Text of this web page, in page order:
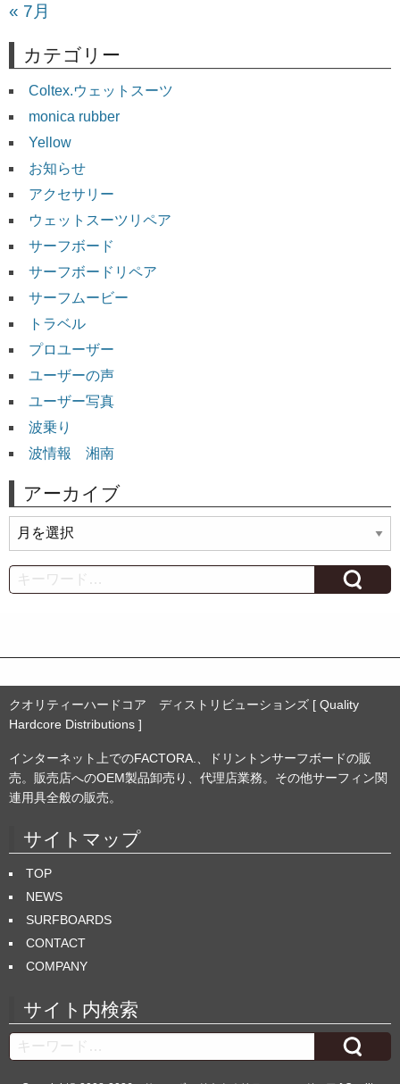
« 7月
カテゴリー
Coltex.ウェットスーツ
monica rubber
Yellow
お知らせ
アクセサリー
ウェットスーツリペア
サーフボード
サーフボードリペア
サーフムービー
トラベル
プロユーザー
ユーザーの声
ユーザー写真
波乗り
波情報 湘南
アーカイブ
ー
カ
イ
Search
クオリティーハードコア ディストリビューションズ [ Quality
Hardcore Distributions ]
インターネット上でのFACTORA.、ドリントンサーフボードの販
売。販売店へのOEM製品卸売り、代理店業務。その他サーフィン関
連用具全般の販売。
サイトマップ
TOP
NEWS
SURFBOARDS
CONTACT
COMPANY
サイト内検索
Search